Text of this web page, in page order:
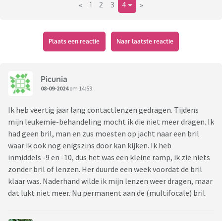
Persoonlijke reden dat ik het vraag: ik heb een minimale
te kunnen zien, dus bv. in de auto, in het theater, etc.
Tegelijkertijd vraag ik me af of gedeeltelijk een bril dragen
wel prettig is, of dat ik hem dan beter helemaal niet of
« 1 2 3 4 »
Plaats een reactie Naar laatste reactie
Picunia
08-09-2024om 14:59
Ik heb veertig jaar lang contactlenzen gedragen. Tijdens
mijn leukemie-behandeling mocht ik die niet meer dragen. Ik
had geen bril, man en zus moesten op jacht naar een bril
waar ik ook nog enigszins door kan kijken. Ik heb
inmiddels -9 en -10, dus het was een kleine ramp, ik zie niets
zonder bril of lenzen. Her duurde een week voordat de bril
klaar was. Naderhand wilde ik mijn lenzen weer dragen, maar
dat lukt niet meer. Nu permanent aan de (multifocale) bril.